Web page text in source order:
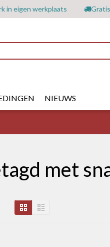
in eigen werkplaats
NIEUWS
met